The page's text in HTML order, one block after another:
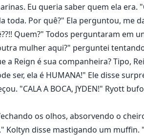
Eu queria saber quem ela era.
toda. Por quê?" Ela perguntou, me
Quem?" Todos perguntaram em
mulher aqui?" perguntei
Reign é sua companheira? Tipo,
ser, ela é HUMANA!" Ele disse
"CALA A BOCA, JYDEN!" Ryott
os olhos, absorvendo o
Koltyn disse mastigando um muffin.